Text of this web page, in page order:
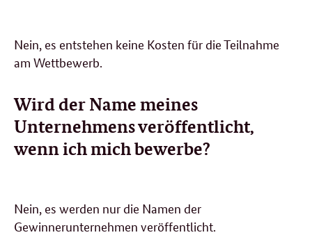
Nein, es entstehen keine Kosten für die Teilnahme
am Wettbewerb.
Wird der Name meines
Unternehmens veröffentlicht,
wenn ich mich bewerbe?
Nein, es werden nur die Namen der
Gewinnerunternehmen veröffentlicht.